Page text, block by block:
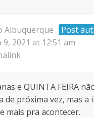
Albuquerque
Post
9, 2021 at 12:51 am
e QUINTA FEIRA
de próxima vez, mas
mais pra acontecer.